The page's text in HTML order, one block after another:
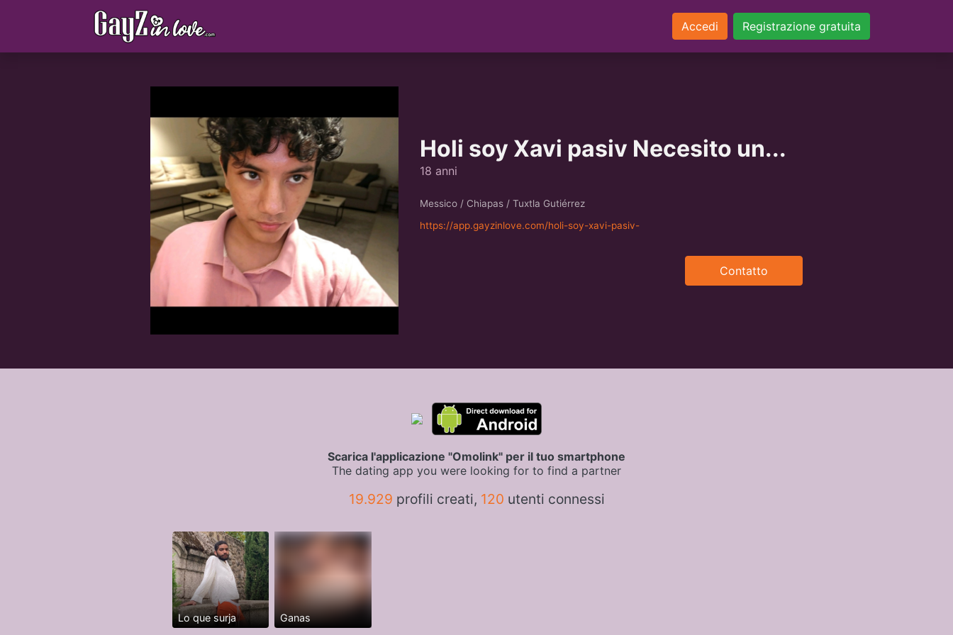
Accedi Registrazione gratuita
Holi soy Xavi pasiv Necesito un...
18 anni
Messico / Chiapas / Tuxtla Gutiérrez
https://app.gayzinlove.com/holi-soy-xavi-pasiv-
Contatto
Scarica l'applicazione "Omolink" per il tuo smartphone
The dating app you were looking for to find a partner
19.929 profili creati, 120 utenti connessi
Lo que surja Ganas